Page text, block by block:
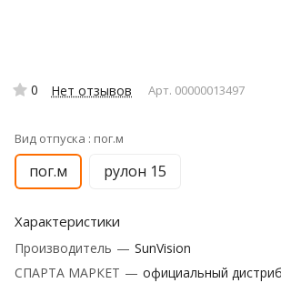
0 Нет отзывов Арт. 00000013497
Вид отпуска : пог.м
пог.м рулон 15
Характеристики
Производитель — SunVision
СПАРТА МАРКЕТ — официальный